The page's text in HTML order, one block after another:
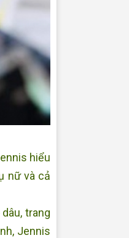
hiểu
nữ và cả
trang
Jennis